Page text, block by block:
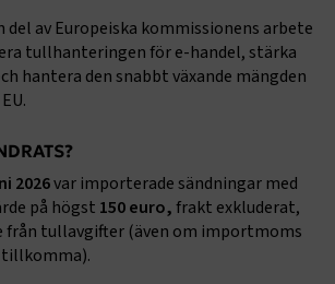
del av Europeiska kommissionens arbete
tullhanteringen för e-handel, stärka
hantera den snabbt växande mängden
2026var importerade sändningar med
på högst 150 euro,frakt exkluderat,
från tullavgifter (även om importmoms